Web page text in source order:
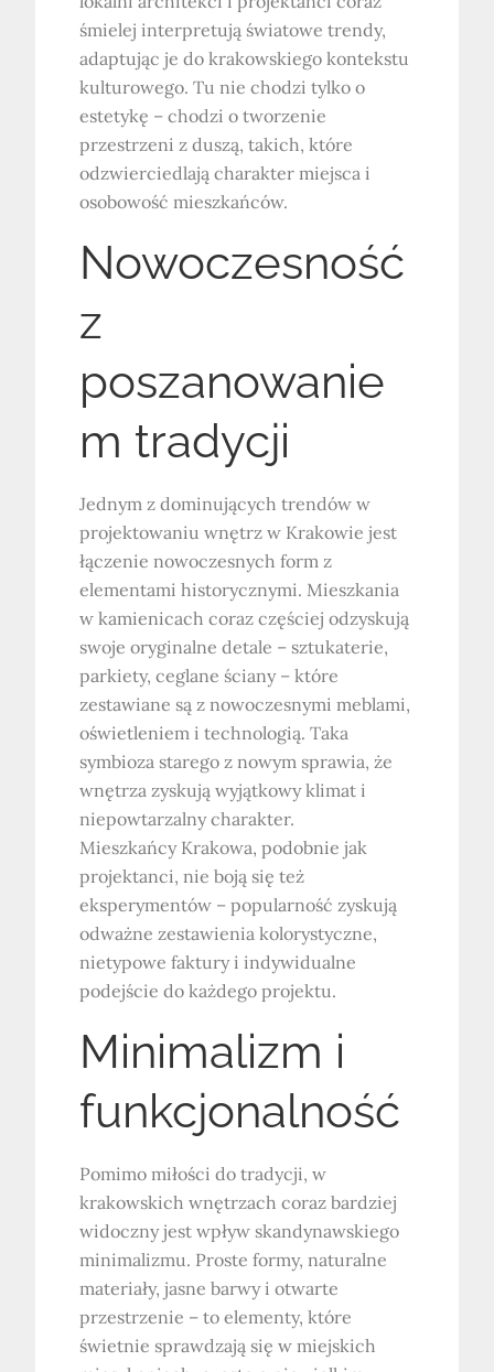
śmielej interpretują światowe trendy,
adaptując je do krakowskiego kontekstu
kulturowego. Tu nie chodzi tylko o
estetykę – chodzi o tworzenie
przestrzeni z duszą, takich, które
odzwierciedlają charakter miejsca i
osobowość mieszkańców.
Nowoczesność
z
poszanowanie
m tradycji
Jednym z dominujących trendów w
projektowaniu wnętrz w Krakowie jest
łączenie nowoczesnych form z
elementami historycznymi. Mieszkania
w kamienicach coraz częściej odzyskują
swoje oryginalne detale – sztukaterie,
parkiety, ceglane ściany – które
zestawiane są z nowoczesnymi meblami,
oświetleniem i technologią. Taka
symbioza starego z nowym sprawia, że
wnętrza zyskują wyjątkowy klimat i
niepowtarzalny charakter.
Mieszkańcy Krakowa, podobnie jak
projektanci, nie boją się też
eksperymentów – popularność zyskują
odważne zestawienia kolorystyczne,
nietypowe faktury i indywidualne
podejście do każdego projektu.
Minimalizm i
funkcjonalność
Pomimo miłości do tradycji, w
krakowskich wnętrzach coraz bardziej
widoczny jest wpływ skandynawskiego
minimalizmu. Proste formy, naturalne
materiały, jasne barwy i otwarte
przestrzenie – to elementy, które
świetnie sprawdzają się w miejskich